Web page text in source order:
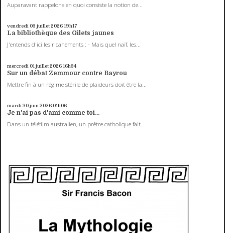
Auparavant rappelons en quoi consiste la notion de...
vendredi 03 juillet 202619h17
La bibliothèque des Gilets jaunes
J'entends d'ici les ricanements : - Mais quel naïf, les...
mercredi 01 juillet 202616h34
Sur un débat Zemmour contre Bayrou
Mettre fin à un régime stérile de plaideurs doit être la...
mardi 30juin 2026 01h06
Je n'ai pas d'ami comme toi...
Dans un téléfilm australien, un prêtre catholique fait...